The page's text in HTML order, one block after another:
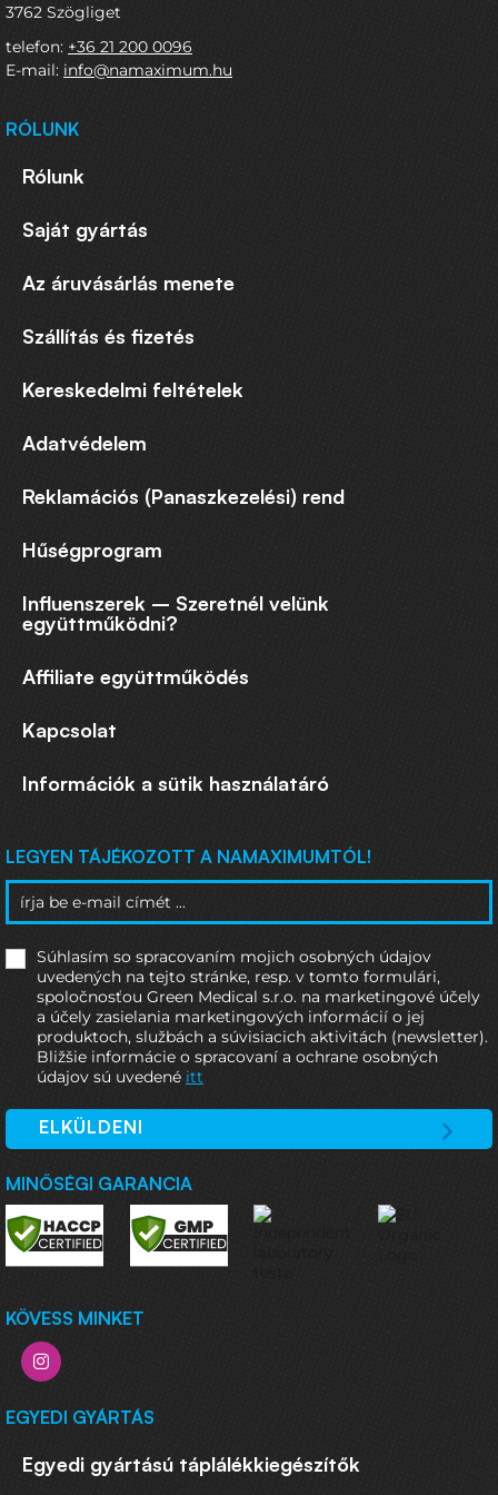
meghatározva.
Forgalmazó :Green Medical, s.r.o., Rybná 716/24, 110 00
Prága 1, Csehország
3762 Szögliget
telefon: +36 21 200 0096
E-mail: info@namaximum.hu
RÓLUNK
Rólunk
Saját gyártás
Az áruvásárlás menete
Szállítás és fizetés
Kereskedelmi feltételek
Adatvédelem
Reklamációs (Panaszkezelési) rend
Hűségprogram
Influenszerek – Szeretnél velünk
együttműködni?
Affiliate együttműködés
Kapcsolat
Információk a sütik használatáró
LEGYEN TÁJÉKOZOTT A NAMAXIMUMTÓL!
Súhlasím so spracovaním mojich osobných údajov
uvedených na tejto stránke, resp. v tomto formulári,
spoločnosťou Green Medical s.r.o. na marketingové účely
a účely zasielania marketingových informácií o jej
produktoch, službách a súvisiacich aktivitách (newsletter).
Bližšie informácie o spracovaní a ochrane osobných
údajov sú uvedené itt
ELKÜLDENI
MINŐSÉGI GARANCIA
KÖVESS MINKET
EGYEDI GYÁRTÁS
Egyedi gyártású táplálékkiegészítők